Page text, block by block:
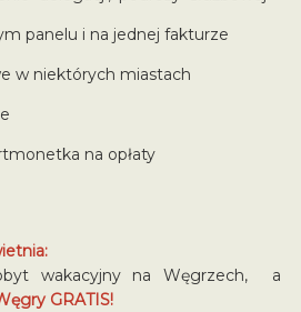
panelu i na jednej fakturze
w niektórych miastach
na opłaty
wakacyjny na Węgrzech, a
GRATIS!